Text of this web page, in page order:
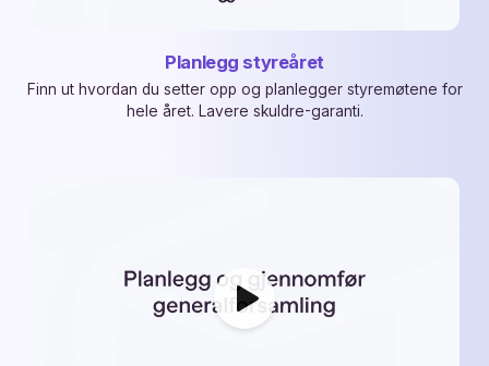
Planlegg styreåret
Finn ut hvordan du setter opp og planlegger styremøtene for
hele året. Lavere skuldre-garanti.